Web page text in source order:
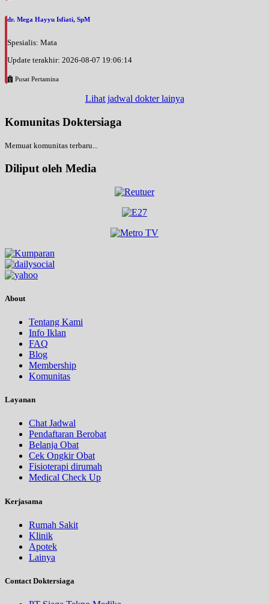
dr. Mega Hayyu Isfiati, SpM
Spesialis: Mata
Update terakhir: 2026-08-07 19:06:14
Pusat Pertamina
Lihat jadwal dokter lainya
Komunitas Doktersiaga
Memuat komunitas terbaru...
Diliput oleh Media
About
Tentang Kami
Info Iklan
FAQ
Blog
Membership
Komunitas
Layanan
Chat Jadwal
Pendaftaran Berobat
Belanja Obat
Cek Ongkir Obat
Fisioterapi dirumah
Medical Check Up
Kerjasama
Rumah Sakit
Klinik
Apotek
Lainya
Contact Doktersiaga